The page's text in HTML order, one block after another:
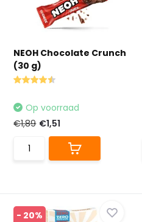
NEOH Chocolate Crunch
(30 g)
Op voorraad
€1,89 €1,51
- 20%